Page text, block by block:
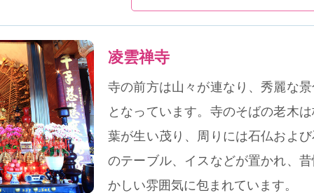
凌雲禅寺
寺の前方は山々が連なり、秀麗な
となっています。寺のそばの老木は
葉が生い茂り、周りには石仏およ
のテーブル、イスなどが置かれ、
かしい雰囲気に包まれています。